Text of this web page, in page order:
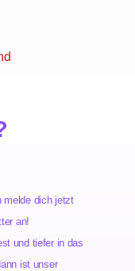
melde dich jetzt
an!
und tiefer in das
ist unser